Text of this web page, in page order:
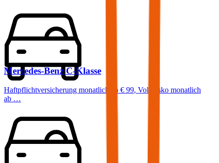
Mercedes-Benz C-Klasse
Haftpflichtversicherung monatlich ab € 99, Vollkasko monatlich
ab …